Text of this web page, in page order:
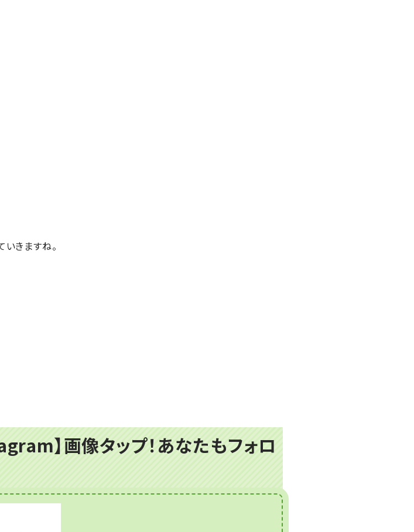
きますね。
】画像タップ！あなたもフォロ